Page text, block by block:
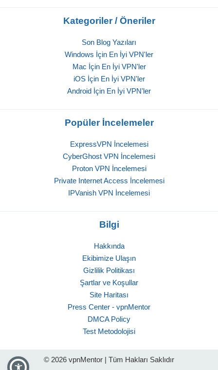
Kategoriler / Öneriler
Son Blog Yazıları
Windows İçin En İyi VPN'ler
Mac İçin En İyi VPN'ler
iOS İçin En İyi VPN'ler
Android İçin En İyi VPN'ler
Popüler İncelemeler
ExpressVPN İncelemesi
CyberGhost VPN İncelemesi
Proton VPN İncelemesi
Private Internet Access İncelemesi
IPVanish VPN İncelemesi
Bilgi
Hakkında
Ekibimize Ulaşın
Gizlilik Politikası
Şartlar ve Koşullar
Site Haritası
Press Center - vpnMentor
DMCA Policy
Test Metodolojisi
© 2026 vpnMentor | Tüm Hakları Saklıdır